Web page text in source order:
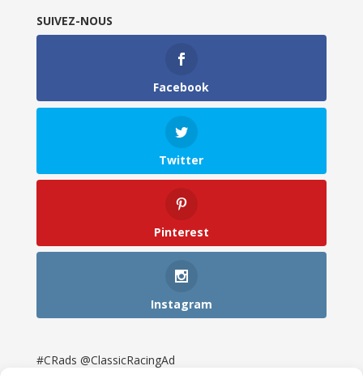
SUIVEZ-NOUS
Facebook
Twitter
Pinterest
Instagram
#CRads @ClassicRacingAd